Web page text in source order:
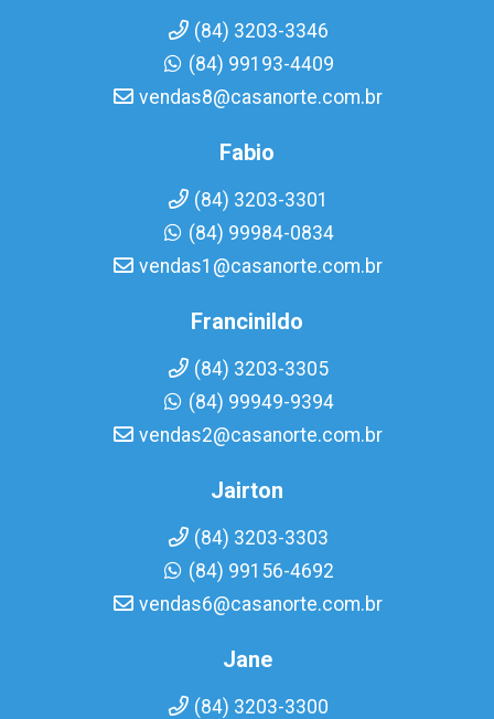
(84) 3203-3346
(84) 99193-4409
vendas8@casanorte.com.br
Fabio
(84) 3203-3301
(84) 99984-0834
vendas1@casanorte.com.br
Francinildo
(84) 3203-3305
(84) 99949-9394
vendas2@casanorte.com.br
Jairton
(84) 3203-3303
(84) 99156-4692
vendas6@casanorte.com.br
Jane
(84) 3203-3300